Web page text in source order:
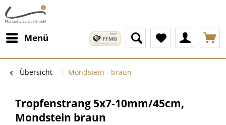
Menü
Übersicht Mondstein - braun
Tropfenstrang 5x7-10mm/45cm,
Mondstein braun